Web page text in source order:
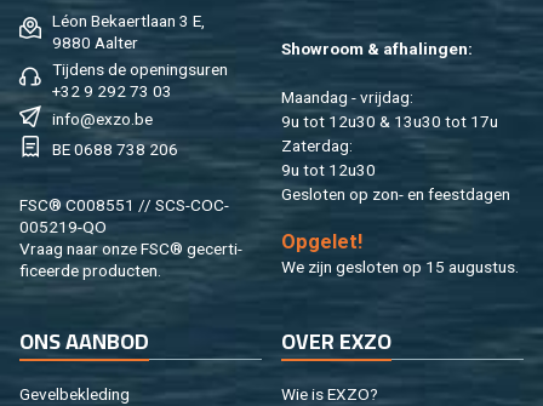
Léon Be­kaert­laan 3 E,
9880 Aal­ter
Tij­dens de ope­nings­uren
+32 9 292 73 03
info@​exzo.​be
BE 0688 738 206
FSC® C008551 // SCS-COC-
005219-QO
Vraag naar onze FSC® ge­cer­ti­
fi­ceer­de pro­duc­ten.
Show­room & af­ha­lin­gen:
Maan­dag - vrij­dag:
9u tot 12u30 & 13u30 tot 17u
Za­ter­dag:
9u tot 12u30
Ge­slo­ten op zon- en feest­da­gen
Op­ge­let!
We zijn ge­slo­ten op 15 au­gus­tus.
ONS AAN­BOD
Ge­vel­be­kle­ding
OVER EXZO
Wie is EXZO?